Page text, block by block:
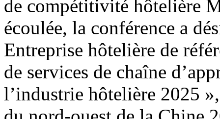
de compétitivité hôtelière
écoulée, la conférence a
Entreprise hôtelière de
de services de chaîne
l’industrie hôtelière 2025